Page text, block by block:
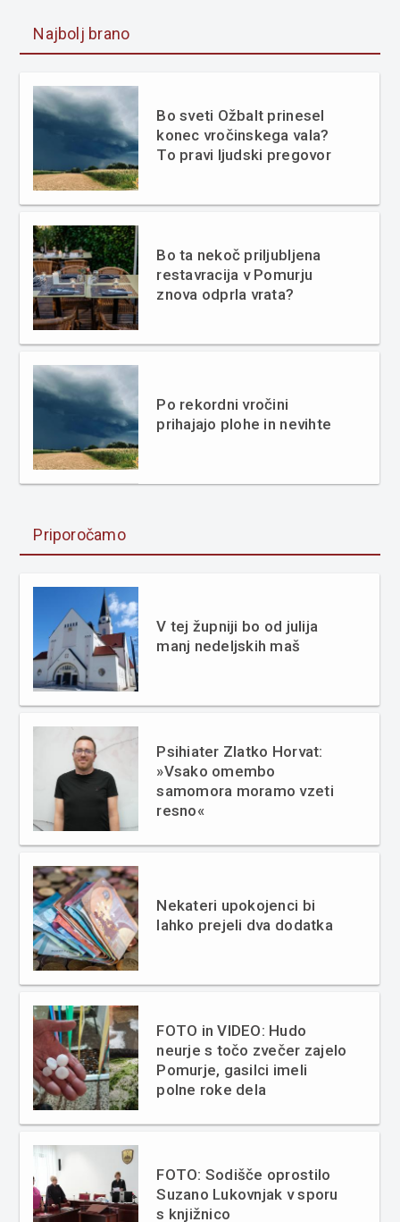
Najbolj brano
Bo sveti Ožbalt prinesel
konec vročinskega vala?
To pravi ljudski pregovor
Bo ta nekoč priljubljena
restavracija v Pomurju
znova odprla vrata?
Po rekordni vročini
prihajajo plohe in nevihte
Priporočamo
V tej župniji bo od julija
manj nedeljskih maš
Psihiater Zlatko Horvat:
»Vsako omembo
samomora moramo vzeti
resno«
Nekateri upokojenci bi
lahko prejeli dva dodatka
FOTO in VIDEO: Hudo
neurje s točo zvečer zajelo
Pomurje, gasilci imeli
polne roke dela
FOTO: Sodišče oprostilo
Suzano Lukovnjak v sporu
s knjižnico